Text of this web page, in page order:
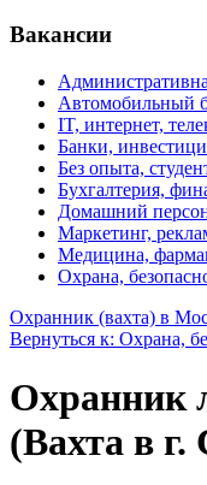
Вакансии
Автомобильный
IT, интернет,
Банки,
Без опыта,
Бухгалтерия,
Домашний
Маркетинг,
Медицина,
Охрана,
Охранник (вахта) в
Вернуться к: Охрана,
Охранник
(Вахта в г.